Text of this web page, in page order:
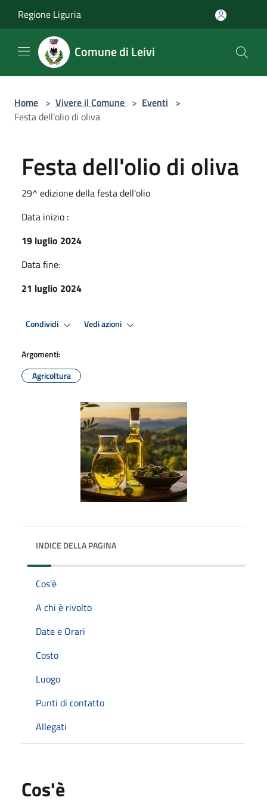
Regione Liguria
Comune di Leivi
Home > Vivere il Comune > Eventi >
Festa dell'olio di oliva
Festa dell'olio di oliva
29^ edizione della festa dell'olio
Data inizio :
19 luglio 2024
Data fine:
21 luglio 2024
Condividi Vedi azioni
Argomenti:
Agricoltura
INDICE DELLA PAGINA
Cos'è
A chi è rivolto
Date e Orari
Costo
Luogo
Punti di contatto
Allegati
Cos'è